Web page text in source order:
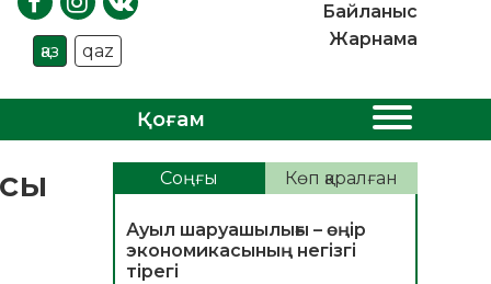
қаз qaz
Байланыс
Жарнама
Қоғам
Соңғы Көп қаралған
Ауыл шаруашылығы – өңір
экономикасының негізгі
тірегі